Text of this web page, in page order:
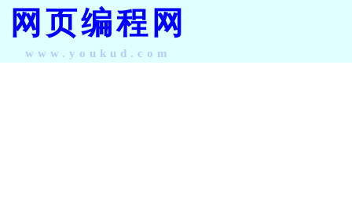
网页编程网
www.youkud.com